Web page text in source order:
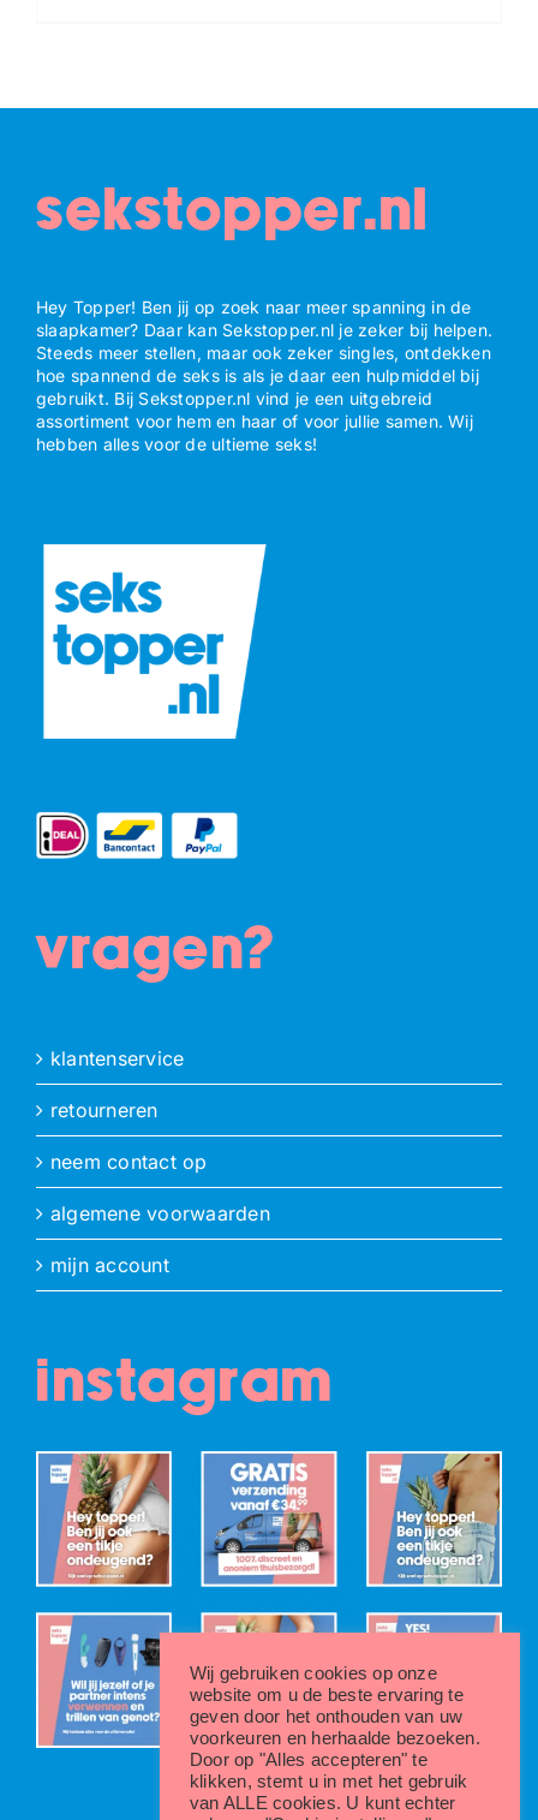
sekstopper.nl
Hey Topper! Ben jij op zoek naar meer spanning in de
slaapkamer? Daar kan Sekstopper.nl je zeker bij helpen.
Steeds meer stellen, maar ook zeker singles, ontdekken
hoe spannend de seks is als je daar een hulpmiddel bij
gebruikt. Bij Sekstopper.nl vind je een uitgebreid
assortiment voor hem en haar of voor jullie samen. Wij
hebben alles voor de ultieme seks!
vragen?
klantenservice
retourneren
neem contact op
algemene voorwaarden
mijn account
instagram
Wij gebruiken cookies op onze
website om u de beste ervaring te
geven door het onthouden van uw
voorkeuren en herhaalde bezoeken.
Door op "Alles accepteren" te
klikken, stemt u in met het gebruik
van ALLE cookies. U kunt echter